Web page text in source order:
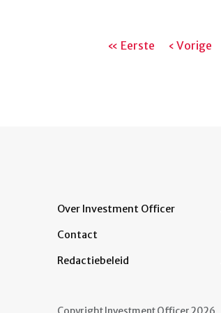
Paginering
Eerste
« Eerste
Vorige
‹ Vorige
Over Investment Officer
Contact
Redactiebeleid